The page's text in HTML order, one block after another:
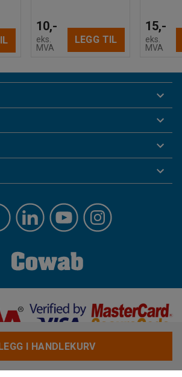
10,-
eks.
MVA
LEGG TIL
15,-
eks.
MVA
I HANDLEKURV